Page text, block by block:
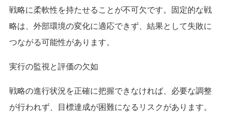
戦略に柔軟性を持たせることが不可欠です。固定的な戦
略は、外部環境の変化に適応できず、結果として失敗に
つながる可能性があります。
実行の監視と評価の欠如
戦略の進行状況を正確に把握できなければ、必要な調整
が行われず、目標達成が困難になるリスクがあります。